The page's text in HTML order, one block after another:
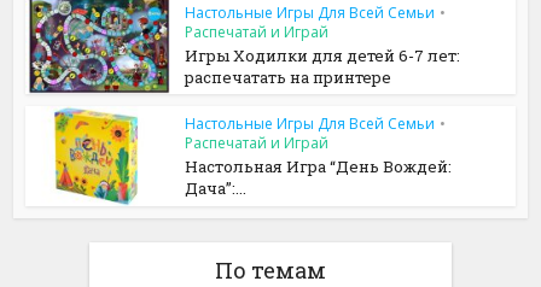
Настольные Игры Для Всей Семьи •
Распечатай и Играй
Игры Ходилки для детей 6-7 лет:
распечатать на принтере
Настольные Игры Для Всей Семьи •
Распечатай и Играй
Настольная Игра “День Вождей:
Дача”:...
По темам